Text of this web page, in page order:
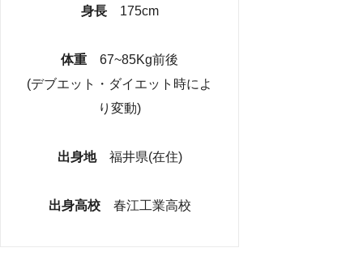
身長 175cm
体重 67~85Kg前後
(デブエット・ダイエット時によ
り変動)
出身地 福井県(在住)
出身高校 春江工業高校